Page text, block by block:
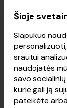
ERDVĖ
Šioje
Slapukus
srautui
naudojatės
savo
kurie gali ją
pateikėte